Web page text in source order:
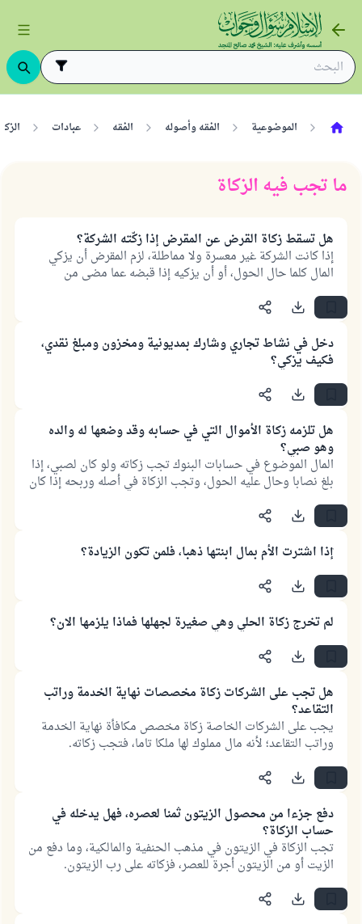
الموضوعية الفقه وأصوله الفقه عبادات
ما تجب فيه الزكاة
هل تسقط زكاة القرض عن المقرض إذا زكّته الشركة؟
إذا كانت الشركة غير معسرة ولا مماطلة، لزم المقرض أن يزكي
المال كلما حال الحول، أو أن يزكيه إذا قبضه عما مضى من
السنين، ويخرج الزكاة تبعا لحول المال، لا تبعا لوقت الإقراض.
دخل في نشاط تجاري وشارك بمديونية ومخزون ومبلغ نقدي،
فكيف يزكي؟
هل تلزمه زكاة الأموال التي في حسابه وقد وضعها له والده
وهو صبي؟
المال الموضوع في حسابات البنوك تجب زكاته ولو كان لصبي، إذا
بلغ نصابا وحال عليه الحول، وتجب الزكاة في أصله وربحه إذا كان
الربح حلالا، وليست النقود عروض تجارة، فلا يشترط أن يتملك
الإنسان النقود بفعله واختياره، ولا يشترط أن يقصد استثمارها.
ّإذا اشترت الأم بمال ابنتها ذهبا، فلمن تكون الزيادة؟
لم تخرج زكاة الحلي وهي صغيرة لجهلها فماذا يلزمها الان؟
هل تجب على الشركات زكاة مخصصات نهاية الخدمة وراتب
التقاعد؟
يجب على الشركات الخاصة زكاة مخصص مكافأة نهاية الخدمة
وراتب التقاعد؛ لأنه مال مملوك لها ملكا تاما، فتجب زكاته.
دفع جزءا من محصول الزيتون ثمنا لعصره، فهل يدخله في
حساب الزكاة؟
تجب الزكاة في الزيتون في مذهب الحنفية والمالكية، وما دفع من
الزيت أو من الزيتون أجرة للعصر، فزكاته على رب الزيتون.